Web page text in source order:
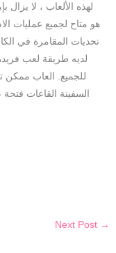
لهذه الألعاب ، لا
هو متاح لجميع عمليات
تحديات المقامرة في
لديه طريقة لعب
للجميع. العاب ممكن
السفينة القاعات
Next Post →